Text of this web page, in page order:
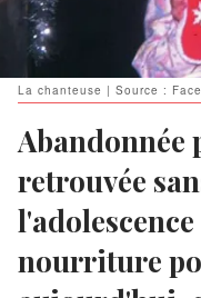
La chanteuse | Source :
Abandonnée
retrouvée
nourriture